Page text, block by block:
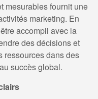
mesurables fournit une
marketing. En
accompli avec la
des décisions et
ressources dans des
succès global.